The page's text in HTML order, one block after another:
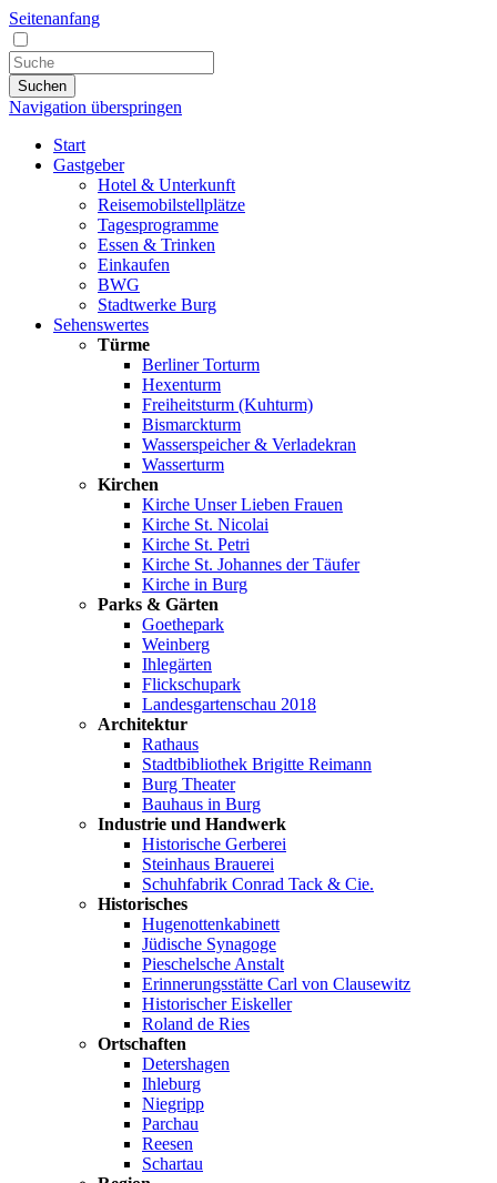
Seitenanfang
Suchen
Navigation überspringen
Start
Gastgeber
Hotel & Unterkunft
Reisemobilstellplätze
Tagesprogramme
Essen & Trinken
Einkaufen
BWG
Stadtwerke Burg
Sehenswertes
Türme
Berliner Torturm
Hexenturm
Freiheitsturm (Kuhturm)
Bismarckturm
Wasserspeicher & Verladekran
Wasserturm
Kirchen
Kirche Unser Lieben Frauen
Kirche St. Nicolai
Kirche St. Petri
Kirche St. Johannes der Täufer
Kirche in Burg
Parks & Gärten
Goethepark
Weinberg
Ihlegärten
Flickschupark
Landesgartenschau 2018
Architektur
Rathaus
Stadtbibliothek Brigitte Reimann
Burg Theater
Bauhaus in Burg
Industrie und Handwerk
Historische Gerberei
Steinhaus Brauerei
Schuhfabrik Conrad Tack & Cie.
Historisches
Hugenottenkabinett
Jüdische Synagoge
Pieschelsche Anstalt
Erinnerungsstätte Carl von Clausewitz
Historischer Eiskeller
Roland de Ries
Ortschaften
Detershagen
Ihleburg
Niegripp
Parchau
Reesen
Schartau